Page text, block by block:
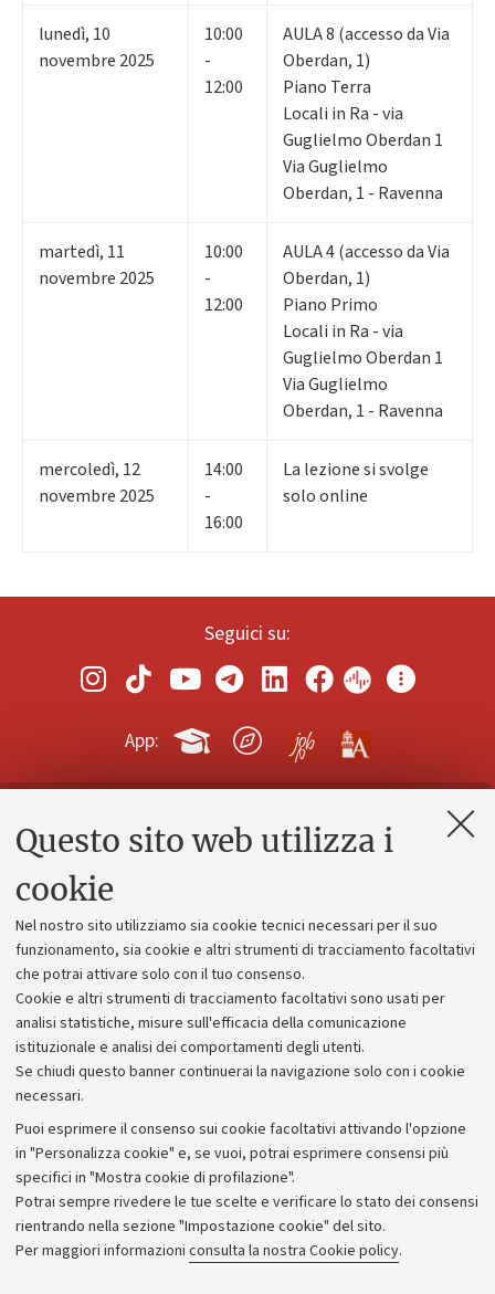
Questo sito web utilizza i
cookie
Nel nostro sito utilizziamo sia cookie tecnici necessari per il suo
funzionamento, sia cookie e altri strumenti di tracciamento facoltativi
che potrai attivare solo con il tuo consenso.
Cookie e altri strumenti di tracciamento facoltativi sono usati per
analisi statistiche, misure sull'efficacia della comunicazione
istituzionale e analisi dei comportamenti degli utenti.
Se chiudi questo banner continuerai la navigazione solo con i cookie
necessari.
Puoi esprimere il consenso sui cookie facoltativi attivando l'opzione
in "Personalizza cookie" e, se vuoi, potrai esprimere consensi più
specifici in "Mostra cookie di profilazione".
Potrai sempre rivedere le tue scelte e verificare lo stato dei consensi
rientrando nella sezione "Impostazione cookie" del sito.
Per maggiori informazioni consulta la nostra Cookie policy.
lunedì, 10
novembre 2025
10:00
-
12:00
AULA 8 (accesso da Via
Oberdan, 1)
Piano Terra
Locali in Ra - via
Guglielmo Oberdan 1
Via Guglielmo
Oberdan, 1 - Ravenna
martedì, 11
novembre 2025
10:00
-
12:00
AULA 4 (accesso da Via
Oberdan, 1)
Piano Primo
Locali in Ra - via
Guglielmo Oberdan 1
Via Guglielmo
Oberdan, 1 - Ravenna
mercoledì, 12
novembre 2025
14:00
-
16:00
La lezione si svolge
solo online
Seguici su:
App:
Contatti e PEC
Alumni community
Piano strategico
Bilanci
Donazioni e 5x1000
Merchandising - UniboStore
Bandi, gare e concorsi
Albo online
Amministrazione trasparente
Atti di notifica
Informazioni sul sito e accessibilità